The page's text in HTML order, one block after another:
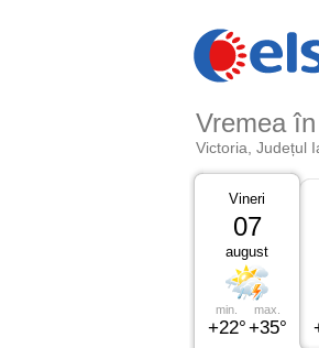
Vremea în
Victoria, Județul
Vineri
07
august
min.
+22°
max.
+35°